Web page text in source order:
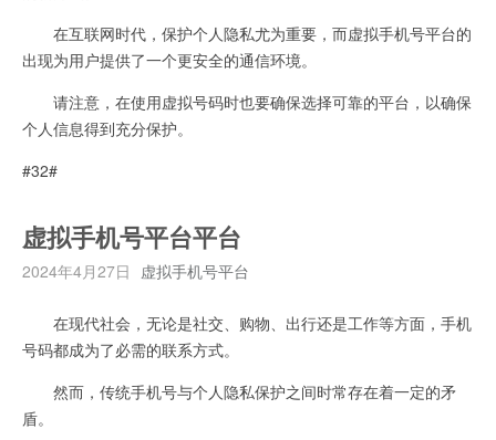
在互联网时代，保护个人隐私尤为重要，而虚拟手机号平台的
出现为用户提供了一个更安全的通信环境。
请注意，在使用虚拟号码时也要确保选择可靠的平台，以确保
个人信息得到充分保护。
#32#
虚拟手机号平台平台
2024年4月27日 虚拟手机号平台
在现代社会，无论是社交、购物、出行还是工作等方面，手机
号码都成为了必需的联系方式。
然而，传统手机号与个人隐私保护之间时常存在着一定的矛
盾。